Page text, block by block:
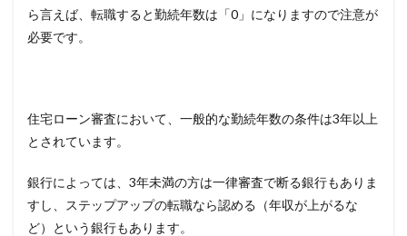
ら言えば、転職すると勤続年数は「0」 になりますので注意が
必要です。
住宅ローン審査において、一般的な勤続年数の条件は3年以上
とされています。
銀行によっては、 3年未満の方は一律審査で断る銀行もありま
すし、ステップアップの転職なら認める（年収が上がるな
ど）という銀行もあります。